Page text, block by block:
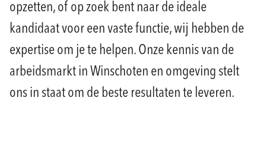
opzetten, of op zoek bent naar de ideale
kandidaat voor een vaste functie, wij hebben de
expertise om je te helpen. Onze kennis van de
arbeidsmarkt in Winschoten en omgeving stelt
ons in staat om de beste resultaten te leveren.